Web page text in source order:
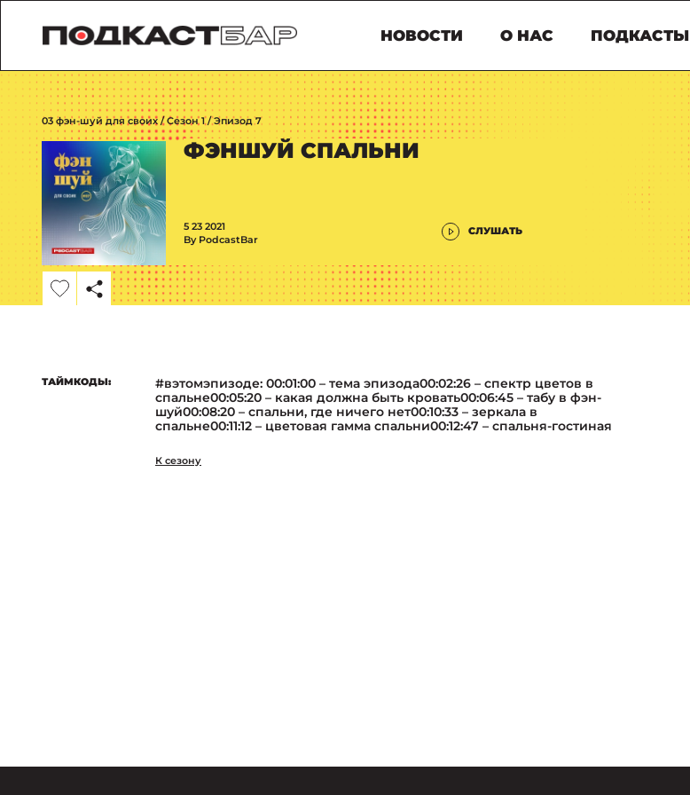
НОВОСТИ О НАС ПОДКАСТЫ
03 фэн-шуй для своих / Сезон 1 / Эпизод 7
СЛУШАТЬ
5 23 2021
By PodcastBar
ФЭНШУЙ СПАЛЬНИ
ТАЙМКОДЫ:
#вэтомэпизоде: 00:01:00 – тема эпизода00:02:26 – спектр цветов в
спальне00:05:20 – какая должна быть кровать00:06:45 – табу в фэн-
шуй00:08:20 – спальни, где ничего нет00:10:33 – зеркала в
спальне00:11:12 – цветовая гамма спальни00:12:47 – спальня-гостиная
К сезону